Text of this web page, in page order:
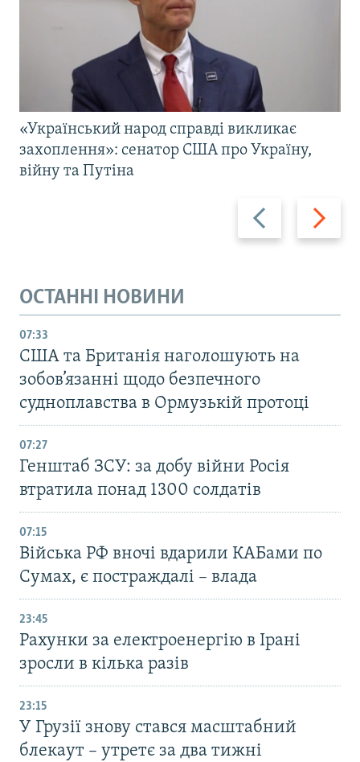
Назад Вперед
«Український народ справді викликає
захоплення»: сенатор США про Україну,
війну та Путіна
ОСТАННІ НОВИНИ
07:33
США та Британія наголошують на
зобов’язанні щодо безпечного
судноплавства в Ормузькій протоці
07:27
Генштаб ЗСУ: за добу війни Росія
втратила понад 1300 солдатів
07:15
Війська РФ вночі вдарили КАБами по
Сумах, є постраждалі – влада
23:45
Рахунки за електроенергію в Ірані
зросли в кілька разів
23:15
У Грузії знову стався масштабний
блекаут – утретє за два тижні